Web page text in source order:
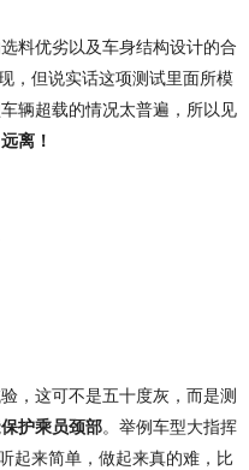
料优劣以及车身结构设计的合
，但说实话这项测试里面所模
辆超载的情况太普遍，所以见
离！
，这可不是五十度灰，而是测
保护乘员颈部。举例车型大指挥
起来简单，做起来真的难，比